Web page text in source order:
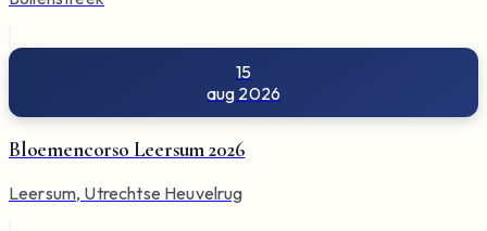
15
aug 2026
Bloemencorso Leersum 2026
Leersum, Utrechtse Heuvelrug